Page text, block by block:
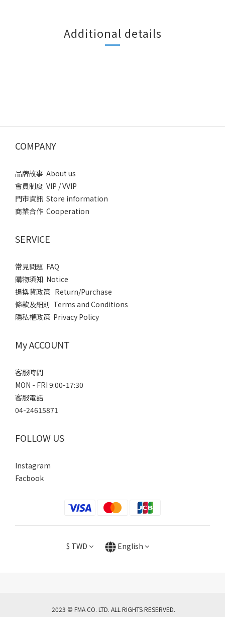
Additional details
COMPANY
品牌故事 About us
會員制度 VIP / VVIP
門市資訊 Store information
商業合作 Cooperation
SERVICE
常見問題 FAQ
購物須知 Notice
退換貨政策 Return/Purchase
條款及細則 Terms and Conditions
隱私權政策 Privacy Policy
My ACCOUNT
客服時間
MON - FRI 9:00-17:30
客服電話
04-24615871
FOLLOW US
Instagram
Facbook
$ TWD English
2023 © FMA CO. LTD. ALL RIGHTS RESERVED.